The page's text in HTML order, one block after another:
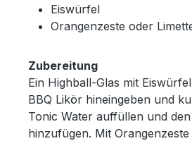
Eiswürfel
Orangenzeste oder
Zubereitung
Ein Highball-Glas mit
BBQ Likör hineingeben und
Tonic Water auffüllen und
hinzufügen. Mit